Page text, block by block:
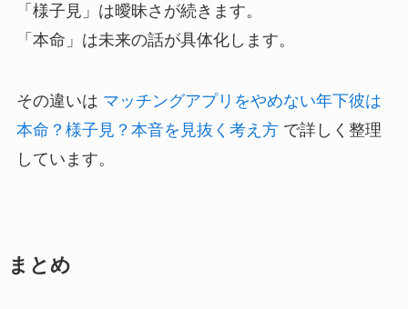
「様子見」は曖昧さが続きます。
「本命」は未来の話が具体化します。
その違いは マッチングアプリをやめない年下彼は
本命？様子見？本音を見抜く考え方 で詳しく整理
しています。
まとめ